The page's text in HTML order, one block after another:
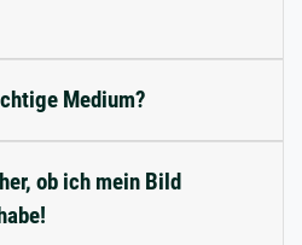
Medium?
ob ich mein Bild